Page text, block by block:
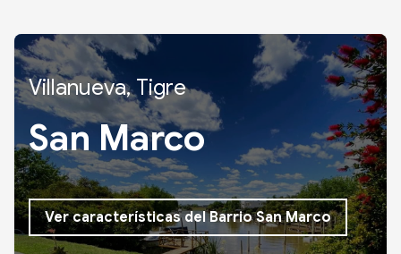
Villanueva, Tigre
San Marco
Ver características del Barrio San Marco